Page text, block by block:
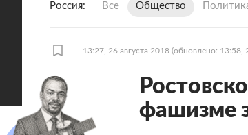
Россия Все Общество
13:27, 26 августа 2018 (обновлено: 13:58,
фашизме